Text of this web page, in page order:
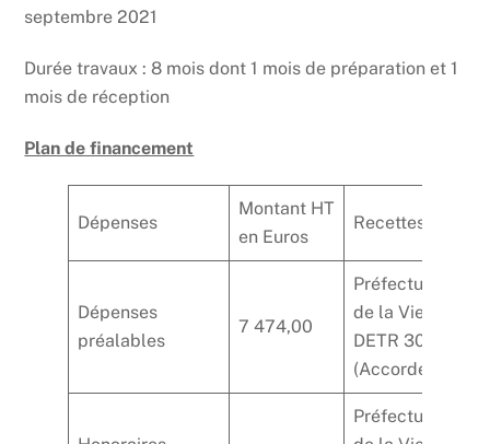
septembre 2021
Durée travaux : 8 mois dont 1 mois de préparation et 1
mois de réception
Plan de financement
Dépenses
Montant HT
en Euros
Recettes
Dépenses
préalables
7 474,00
Préfecture
de la Vienne
DETR 30 %
(Accordé)
Préfecture